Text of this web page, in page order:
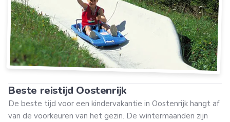
Beste reistijd Oostenrijk
De beste tijd voor een kindervakantie in Oostenrijk hangt af
van de voorkeuren van het gezin. De wintermaanden zijn